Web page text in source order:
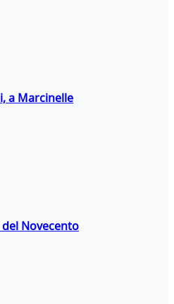
a Marcinelle
Novecento